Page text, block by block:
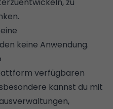
keine Anwendung.
verfügbaren
kannst du mit